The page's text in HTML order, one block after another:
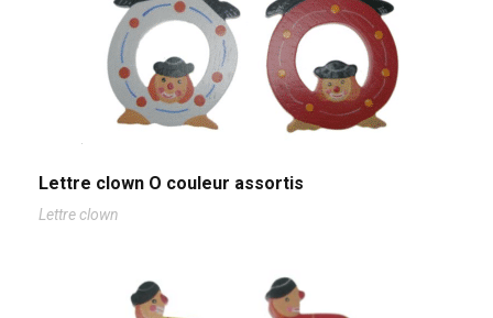
Lettre clown O couleur assortis
Lettre clown